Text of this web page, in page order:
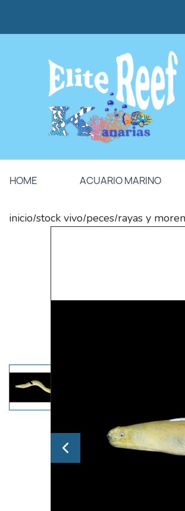
HOME ACUARIO MARINO
inicio/stock vivo/peces/rayas y